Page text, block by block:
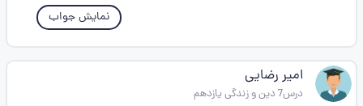
نمایش جواب
امیر رضایی
درس7 دین و زندگی یازدهم